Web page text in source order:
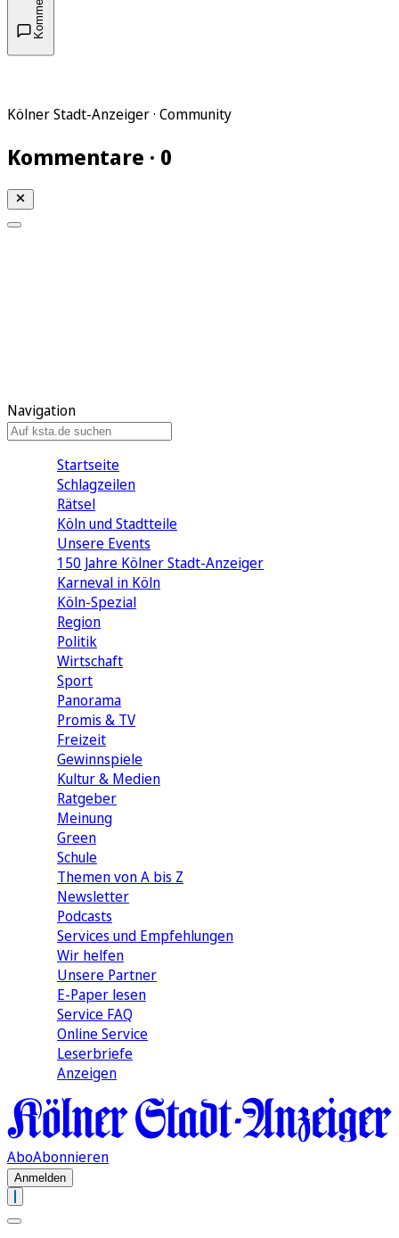
Kölner Stadt-Anzeiger · Community
Kommentare · 0
Navigation
Startseite
Schlagzeilen
Rätsel
Köln und Stadtteile
Unsere Events
150 Jahre Kölner Stadt-Anzeiger
Karneval in Köln
Köln-Spezial
Region
Politik
Wirtschaft
Sport
Panorama
Promis & TV
Freizeit
Gewinnspiele
Kultur & Medien
Ratgeber
Meinung
Green
Schule
Themen von A bis Z
Newsletter
Podcasts
Services und Empfehlungen
Wir helfen
Unsere Partner
E-Paper lesen
Service FAQ
Online Service
Leserbriefe
Anzeigen
AboAbonnieren
Anmelden